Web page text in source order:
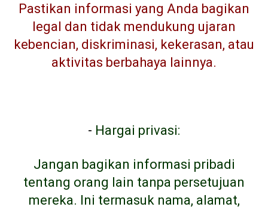
Pastikan informasi yang Anda bagikan
legal dan tidak mendukung ujaran
kebencian, diskriminasi, kekerasan, atau
aktivitas berbahaya lainnya.
- Hargai privasi:
Jangan bagikan informasi pribadi
tentang orang lain tanpa persetujuan
mereka. Ini termasuk nama, alamat,